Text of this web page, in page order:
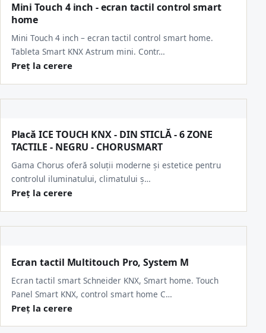
Mini Touch 4 inch - ecran tactil control smart
home
Mini Touch 4 inch – ecran tactil control smart home.
Tableta Smart KNX Astrum mini. Contr…
Preț la cerere
Placă ICE TOUCH KNX - DIN STICLĂ - 6 ZONE
TACTILE - NEGRU - CHORUSMART
Gama Chorus oferă soluții moderne și estetice pentru
controlul iluminatului, climatului ș…
Preț la cerere
Ecran tactil Multitouch Pro, System M
Ecran tactil smart Schneider KNX, Smart home. Touch
Panel Smart KNX, control smart home C…
Preț la cerere